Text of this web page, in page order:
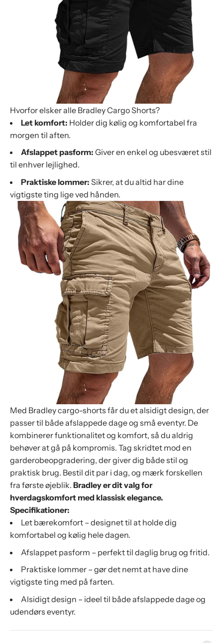
Hvorfor elsker alle Bradley Cargo Shorts?
Let komfort: Holder dig kølig og komfortabel fra
morgen til aften.
Afslappet pasform: Giver en enkel og ubesværet stil
til enhver lejlighed.
Praktiske lommer: Sikrer, at du altid har dine
vigtigste ting lige ved hånden.
Med Bradley cargo-shorts får du et alsidigt design, der
passer til både afslappede dage og små eventyr. De
kombinerer funktionalitet og komfort, så du aldrig
behøver at gå på kompromis. Tag skridtet mod en
garderobeopgradering, der giver dig både stil og
praktisk brug. Bestil dit par i dag, og mærk forskellen
fra første øjeblik. Bradley er dit valg for
hverdagskomfort med klassisk elegance.
Specifikationer:
Let bærekomfort – designet til at holde dig
komfortabel og kølig hele dagen.
Afslappet pasform – perfekt til daglig brug og fritid.
Praktiske lommer – gør det nemt at have dine
vigtigste ting med på farten.
Alsidigt design – ideel til både afslappede dage og
udendørs eventyr.